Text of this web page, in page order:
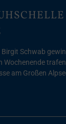
Birgit Schwab
Wochenende
am Großen